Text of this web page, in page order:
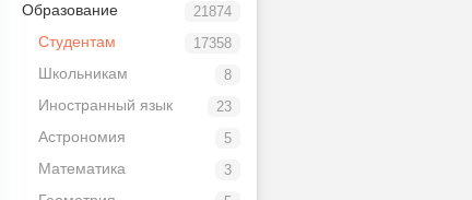
21874
Образование
17358
Студентам
8
Школьникам
23
Иностранный язык
5
Астрономия
3
Математика